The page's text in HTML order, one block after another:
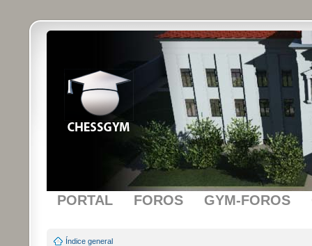
PORTAL FOROS GYM-FOROS
Índice general